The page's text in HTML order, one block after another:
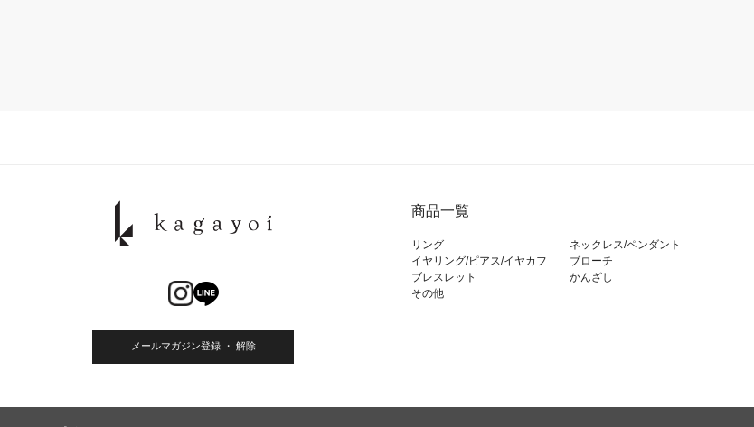
メールマガジン登録 ・ 解除
商品一覧
リング
ネックレス/ペンダント
イヤリング/ピアス/イヤカフ
ブローチ
ブレスレット
かんざし
その他